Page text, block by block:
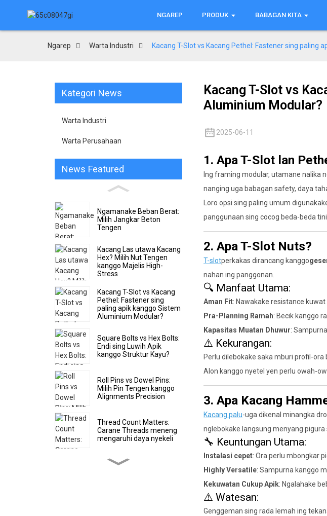
NGAREP PRODUK BABAGAN KITA
Ngarep Warta Industri Kacang T-Slot vs Kacang Pethel: Fastener sing paling
Kategori News
Warta Industri
Warta Perusahaan
News Featured
Ngamanake Beban Berat:
Milih Jangkar Beton
Tengen
Kacang Las utawa Kacang
Hex? Milih Nut Tengen
kanggo Majelis High-
Stress
Kacang T-Slot vs Kacang
Pethel: Fastener sing
paling apik kanggo Sistem
Aluminium Modular?
Square Bolts vs Hex Bolts:
Endi sing Luwih Apik
kanggo Struktur Kayu?
Roll Pins vs Dowel Pins:
Milih Pin Tengen kanggo
Alignments Precision
Thread Count Matters:
Carane Threads meneng
mengaruhi daya nyekeli
Apa Sekrup Bimetal
Kacang T-Slot vs
Aluminium Modular?
2025-06-11
1. Apa T-Slot lan
Ing framing modular, utamane nalika
nanging uga babagan safety, daya
Loro opsi sing paling umum
panggunaan sing cocog beda-beda
2. Apa T-Slot Nuts?
T-slotperkakas dirancang kanggo
nahan ing panggonan.
🔍 Manfaat Utama:
Aman Fit: Nawakake resistance
Pra-Planning Ramah: Becik kanggo
Kapasitas Muatan Dhuwur:
⚠️ Kekurangan:
Perlu dilebokake saka mburi profil-
Alon kanggo nyetel yen perlu owah-
3. Apa Kacang
Kacang palu-uga dikenal minangka
nglebokake langsung menyang
🔧 Keuntungan Utama:
Instalasi cepet: Ora perlu mbongkar
Highly Versatile: Sampurna kanggo
Kekuwatan Cukup Apik: Ngalahake
⚠️ Watesan:
Genggeman sing rada lemah ing